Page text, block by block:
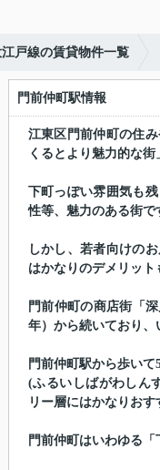
戸線の賃貸物件一覧
門前仲町駅情報
江東区門前仲町の住
くるとより魅力的な街
下町っぽい雰囲気も
性等、魅力のある街で
しかし、若者向けの
はかなりのデメリット
門前仲町の商店街「
年）から続いており、
門前仲町駅から歩い
(ふるいしばがわしん
リー層にはかなりおす
門前仲町はいわゆる「